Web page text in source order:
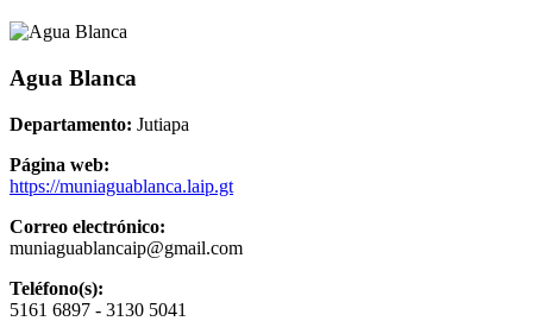
Agua Blanca
Departamento: Jutiapa
Página web:
https://muniaguablanca.laip.gt
Correo electrónico:
muniaguablancaip@gmail.com
Teléfono(s):
5161 6897 - 3130 5041